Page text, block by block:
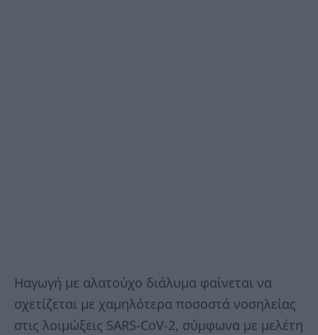
Ηαγωγή με αλατούχο διάλυμα φαίνεται να
σχετίζεται με χαμηλότερα ποσοστά νοσηλείας
στις λοιμώξεις SARS-CoV-2, σύμφωνα με μελέτη